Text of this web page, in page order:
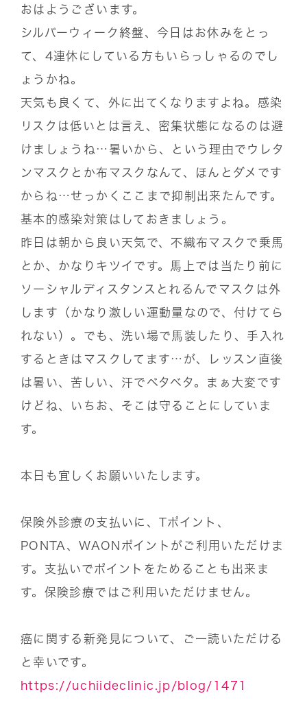
おはようございます。
シルバーウィーク終盤、今日はお休みをとっ
て、4連休にしている方もいらっしゃるのでし
ょうかね。
天気も良くて、外に出てくなりますよね。感染
リスクは低いとは言え、密集状態になるのは避
けましょうね…暑いから、という理由でウレタ
ンマスクとか布マスクなんて、ほんとダメです
からね…せっかくここまで抑制出来たんです。
基本的感染対策はしておきましょう。
昨日は朝から良い天気で、不織布マスクで乗馬
とか、かなりキツイです。馬上では当たり前に
ソーシャルディスタンスとれるんでマスクは外
します（かなり激しい運動量なので、付けてら
れない）。でも、洗い場で馬装したり、手入れ
するときはマスクしてます…が、レッスン直後
は暑い、苦しい、汗でベタベタ。まぁ大変です
けどね、いちお、そこは守ることにしていま
す。
本日も宜しくお願いいたします。
保険外診療の支払いに、Tポイント、
PONTA、WAONポイントがご利用いただけま
す。支払いでポイントをためることも出来ま
す。保険診療ではご利用いただけません。
癌に関する新発見について、ご一読いただける
と幸いです。
https://uchiideclinic.jp/blog/1471